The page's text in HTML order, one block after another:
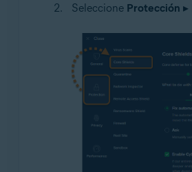
Seleccione Protección ▸